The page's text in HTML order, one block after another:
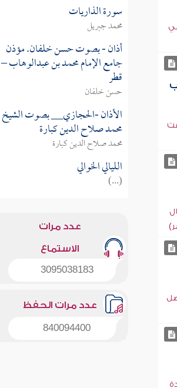
سورة الذاريات
محمد جبريل
أذان - بصوت حسن خلفان. مؤذن
جامع الإمام محمد بن عبدالوهاب –
قطر
حسن خلفان
الأذان -الحجازي__ بصوت الشيخ
محمد صلاح الدين كبارة
محمد صلاح الدين كبارة
الليالي الخوالي
(...)
عدد مرات
الاستماع
3095038183
عدد مرات الحفظ
840094400